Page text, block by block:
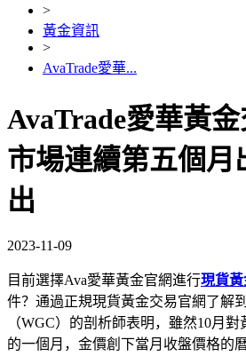
>
黃金資訊
>
AvaTrade愛華...
AvaTrade愛華黃
市場連續第五個月
出
2023-11-09
目前選擇Ava愛華黃金官網進行現貨黃
件？通過正規現貨黃金交易官網了解
（WGC）的剖析師表明，雖然10月
的一個月，金價創下當月收盤價格的